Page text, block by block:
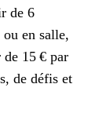
de 6
en salle,
15 € par
de défis et